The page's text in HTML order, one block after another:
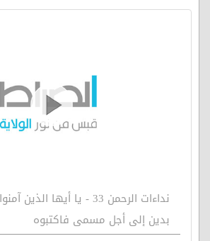
نداءات الرحمن 33 - يا أيها
بدين إلى أجل مسمى فاكتبوه